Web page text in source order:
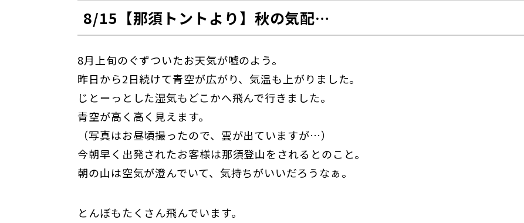
8/15【那須トントより】秋の気配…
8月上旬のぐずついたお天気が嘘のよう。
昨日から2日続けて青空が広がり、気温も上がりました。
じとーっとした湿気もどこかへ飛んで行きました。
青空が高く高く見えます。
（写真はお昼頃撮ったので、雲が出ていますが…）
今朝早く出発されたお客様は那須登山をされるとのこと。
朝の山は空気が澄んでいて、気持ちがいいだろうなぁ。
とんぼもたくさん飛んでいます。